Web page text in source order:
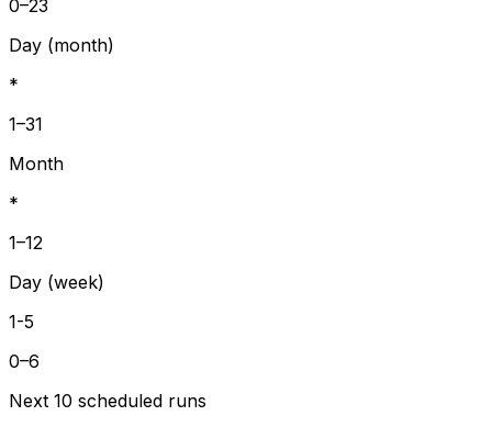
0–23
Day (month)
*
1–31
Month
*
1–12
Day (week)
1-5
0–6
Next 10 scheduled runs